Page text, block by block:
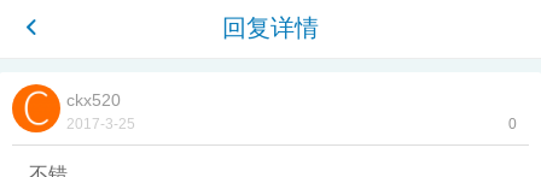
回复详情
ckx520
2017-3-25 0